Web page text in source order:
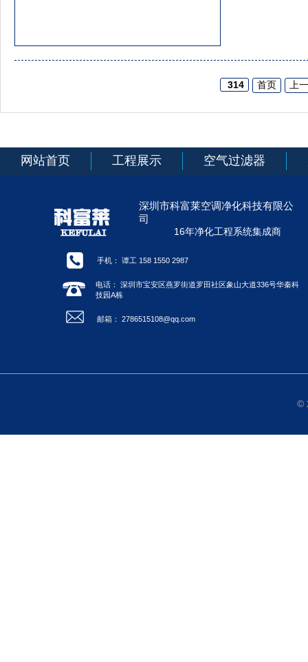
314 首页 上
网站首页 工程展示 空气过滤器
深圳市科富莱空调净化科技有限公
司
16年净化工程系统集成商
手机： 谭工 158 1550 2987
电话： 深圳市宝安区燕罗街道罗田社区象山大道336号华秦科
技园A栋
邮箱： 2786515108@qq.com
©